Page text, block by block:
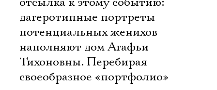
дагеротипные портреты
потенциальных женихов
наполняют дом Агафьи
Тихоновны. Перебирая
своеобразное «портфолио»